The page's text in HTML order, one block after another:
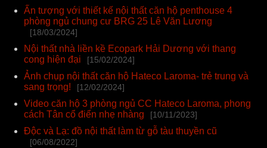
Ấn tượng với thiết kế nội thất căn hộ penthouse 4
phòng ngủ chung cư BRG 25 Lê Văn Lương
[18/03/2024]
Nội thất nhà liền kề Ecopark Hải Dương với thang
cong hiện đại
[15/02/2024]
Ảnh chụp nội thất căn hộ Hateco Laroma- trẻ trung và
sang trọng!
[12/02/2024]
Video căn hộ 3 phòng ngủ CC Hateco Laroma, phong
cách Tân cổ điển nhẹ nhàng
[10/11/2023]
Độc và Lạ: đồ nội thất làm từ gỗ tàu thuyền cũ
[06/08/2022]